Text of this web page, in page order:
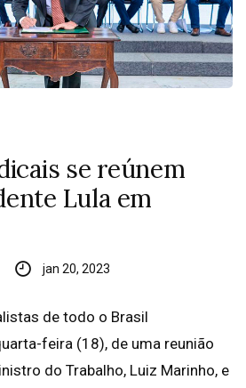
se reúnem
Lula em
jan 20, 2023
de todo o Brasil
feira (18), de uma reunião
do Trabalho, Luiz Marinho, e